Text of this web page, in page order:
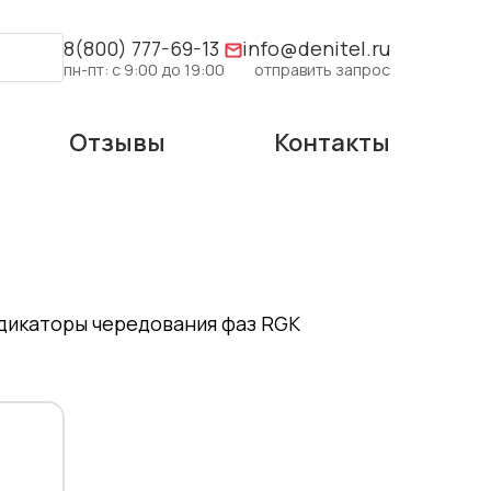
8(800) 777-69-13
пн-пт: с 9:00 до 19:00
info@denitel.ru
отправить запрос
Отзывы Контакты
чередования фаз RGK